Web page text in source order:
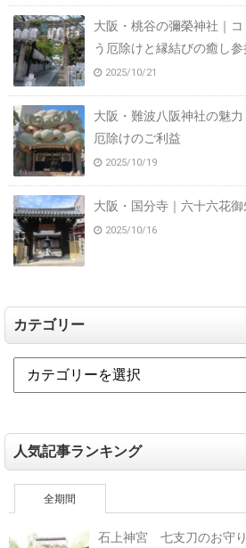
大阪・桃谷の彌榮神社｜
う厄除けと縁結びの癒し
2025/10/21
大阪・難波八阪神社の魅
厄除けのご利益
2025/10/19
大阪・国分寺｜六十六花
2025/10/16
カテゴリー
人気記事ランキング
全期間
石上神宮 七支刀のお守